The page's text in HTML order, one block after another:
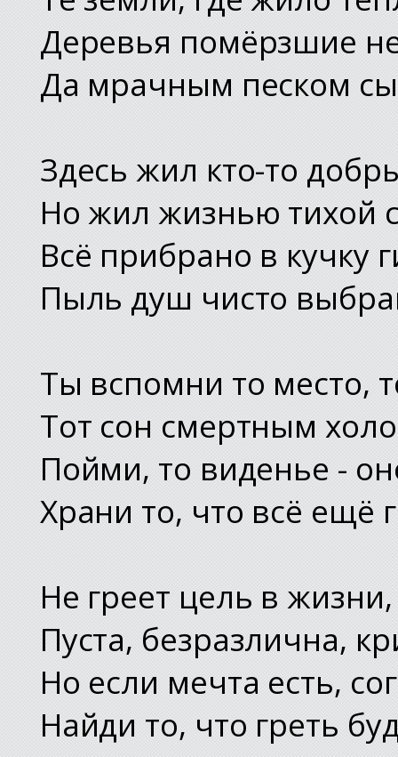
Деревья помёрзшие
Да мрачным песком
Здесь жил кто-то
Но жил жизнью тихой
Всё прибрано в кучку
Пыль душ чисто
Ты вспомни то место,
Тот сон смертным
Пойми, то виденье -
Храни то, что всё ещё
Не греет цель в
Пуста, безразлична,
Но если мечта есть,
Найди то, что греть